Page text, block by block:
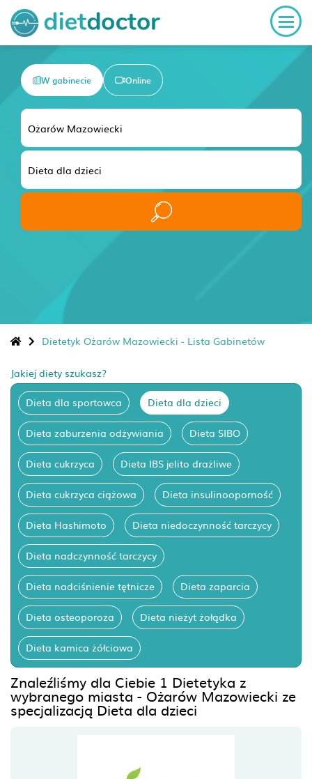
W gabinecie Online
Dietetyk Ożarów Mazowiecki - Lista Gabinetów
Jakiej diety szukasz?
Dieta dla sportowca Dieta dla dzieci
Dieta zaburzenia odżywiania Dieta SIBO
Dieta cukrzyca Dieta IBS jelito drażliwe
Dieta cukrzyca ciążowa Dieta insulinooporność
Dieta Hashimoto Dieta niedoczynność tarczycy
Dieta nadczynność tarczycy
Dieta nadciśnienie tętnicze Dieta zaparcia
Dieta osteoporoza Dieta nieżyt żołądka
Dieta kamica żółciowa
Znaleźliśmy dla Ciebie 1 Dietetyka z
wybranego miasta - Ożarów Mazowiecki ze
specjalizacją Dieta dla dzieci